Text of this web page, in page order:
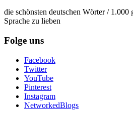
die schönsten deutschen Wörter / 1.000
Sprache zu lieben
Folge uns
Facebook
Twitter
YouTube
Pinterest
Instagram
NetworkedBlogs